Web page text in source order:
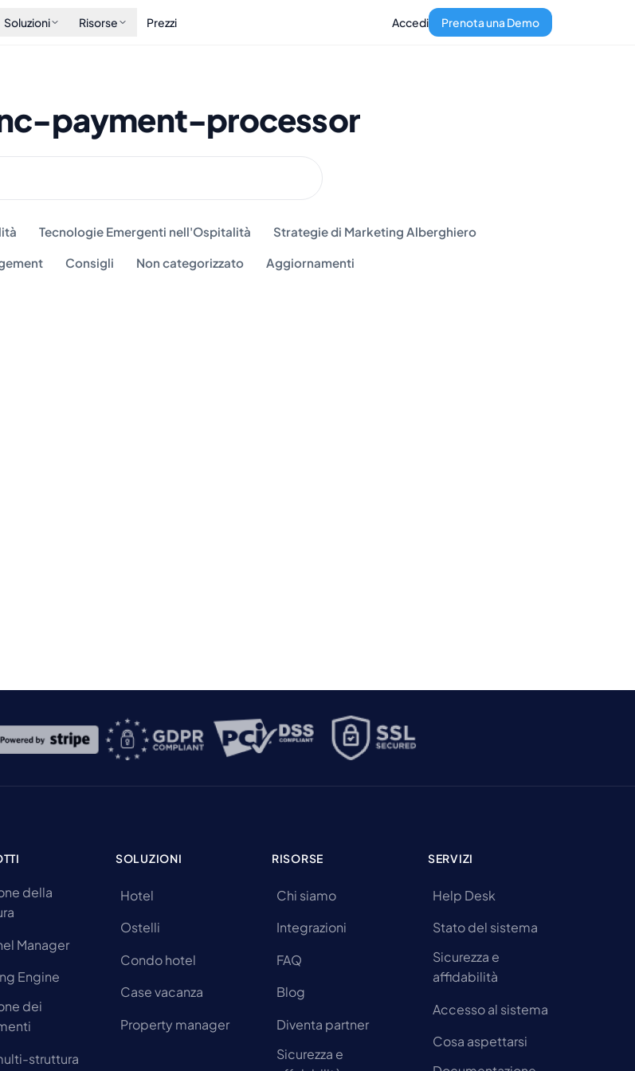
Soluzioni Risorse Prezzi Accedi Prenota una Demo
payment-processor
Tecnologie Emergenti nell'Ospitalità Strategie di Marketing Alberghiero
Consigli Non categorizzato Aggiornamenti
della
Manager
Engine
dei
struttura
SOLUZIONI
Hotel
Ostelli
Condo hotel
Case vacanza
Property manager
RISORSE
Chi siamo
Integrazioni
FAQ
Blog
Diventa partner
Sicurezza e
SERVIZI
Help Desk
Stato del sistema
Sicurezza e
affidabilità
Accesso al sistema
Cosa aspettarsi